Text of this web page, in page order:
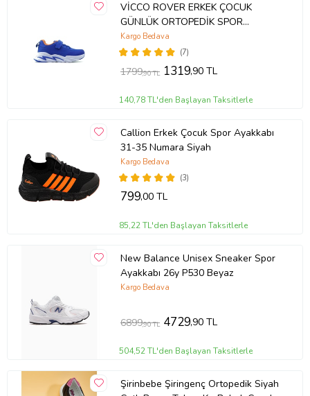
VİCCO ROVER ERKEK ÇOCUK
GÜNLÜK ORTOPEDİK SPOR
AYAKKABI (22-35) 23Y 346.180 PE
(Mavi)
(7)
Kargo Bedava
1799,90 TL 1319,90 TL
140,78 TL'den Başlayan Taksitlerle
Callion Erkek Çocuk Spor Ayakkabı
31-35 Numara Siyah
(3)
Kargo Bedava
799,00 TL
85,22 TL'den Başlayan Taksitlerle
New Balance Unisex Sneaker Spor
Ayakkabı 26y P530 Beyaz
Kargo Bedava
6899,90 TL 4729,90 TL
504,52 TL'den Başlayan Taksitlerle
Şirinbebe Şiringenç Ortopedik Siyah